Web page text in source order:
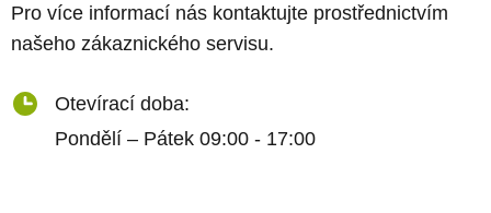
Pro více informací nás kontaktujte prostřednictvím
našeho zákaznického servisu.
Otevírací doba:
Pondělí – Pátek 09:00 - 17:00